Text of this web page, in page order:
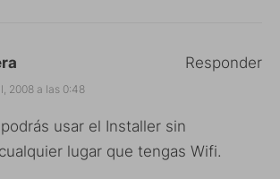
2008 a las 0:48
usar el Installer sin
lugar que tengas Wifi.
Responder